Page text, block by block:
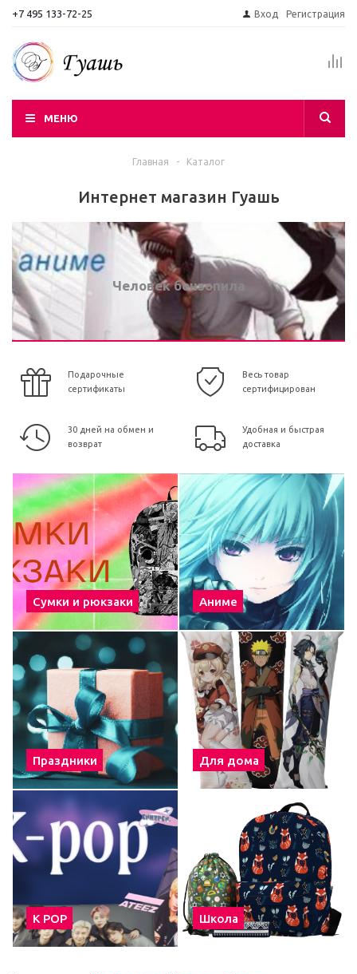
+7 495 133-72-25 Вход Регистрация
МЕНЮ
Главная - Каталог
Интернет магазин Гуашь
Человек бензопила
Подарочные
сертификаты
Весь товар
сертифицирован
30 дней на обмен и
возврат
Удобная и быстрая
доставка
Сумки и рюкзаки Аниме
Праздники Для дома
К POP Школа